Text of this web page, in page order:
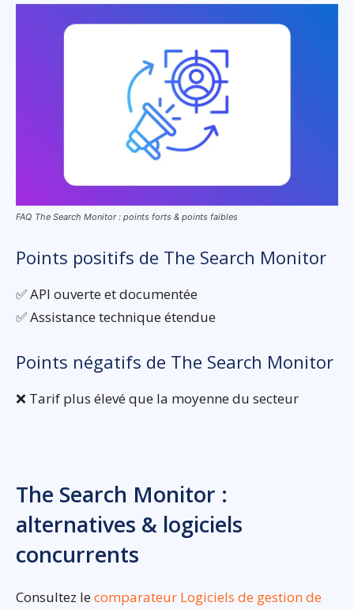
FAQ The Search Monitor : points forts & points faibles
Points positifs de The Search Monitor
✅ API ouverte et documentée
✅ Assistance technique étendue
Points négatifs de The Search Monitor
❌ Tarif plus élevé que la moyenne du secteur
The Search Monitor :
alternatives & logiciels
concurrents
Consultez lecomparateur Logiciels de gestion de